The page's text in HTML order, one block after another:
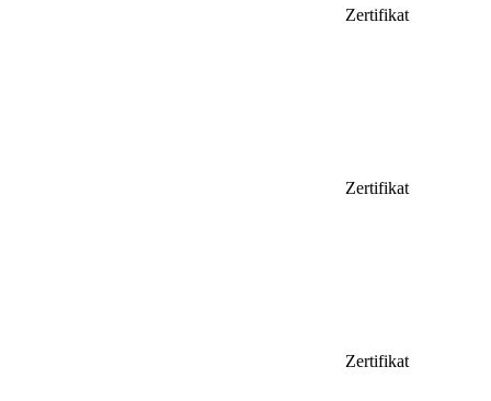
Zertifikat
Zertifikat
Zertifikat